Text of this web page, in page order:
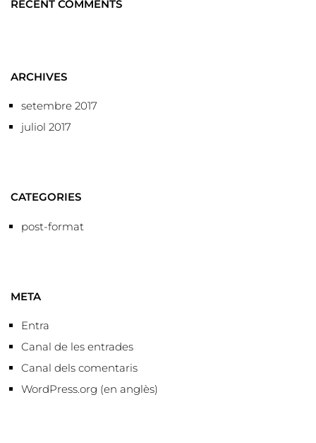
RECENT COMMENTS
ARCHIVES
setembre 2017
juliol 2017
CATEGORIES
post-format
META
Entra
Canal de les entrades
Canal dels comentaris
WordPress.org (en anglès)